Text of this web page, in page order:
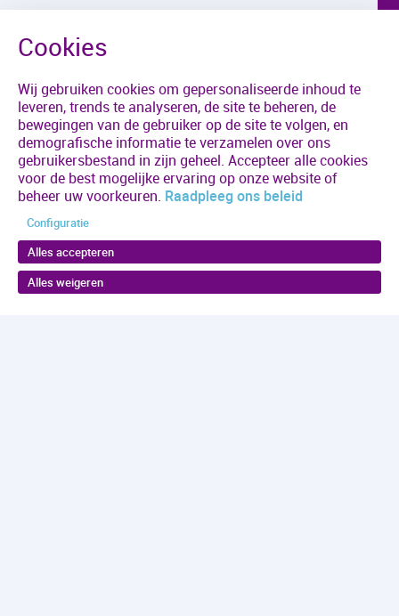
Wij gebruiken cookies om gepersonaliseerde inhoud te
leveren, trends te analyseren, de site te beheren, de
bewegingen van de gebruiker op de site te volgen, en
demografische informatie te verzamelen over ons
gebruikersbestand in zijn geheel. Accepteer alle cookies
voor de best mogelijke ervaring op onze website of
beheer uw voorkeuren. Raadpleeg ons beleid
Configuratie
Alles accepteren
Alles weigeren